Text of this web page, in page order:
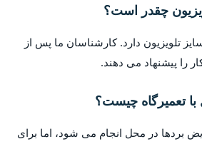
چقدر است؟
تلویزیون دارد. کارشناسان ما پس از
را پیشنهاد می دهند.
تعمیرگاه چیست؟
بردها در محل انجام می شود، اما برای